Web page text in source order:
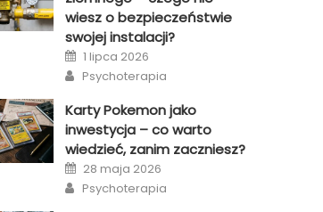
wiesz o bezpieczeństwie
swojej instalacji?
Posted
on
1 lipca 2026
Author
Psychoterapia
Karty Pokemon jako
inwestycja – co warto
wiedzieć, zanim zaczniesz?
Posted
on
28 maja 2026
Author
Psychoterapia